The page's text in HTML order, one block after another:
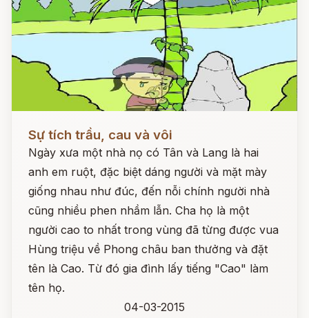
Sự tích trầu, cau và vôi
Ngày xưa một nhà nọ có Tân và Lang là hai
anh em ruột, đặc biệt dáng người và mặt mày
giống nhau như đúc, đến nỗi chính người nhà
cũng nhiều phen nhầm lẫn. Cha họ là một
người cao to nhất trong vùng đã từng được vua
Hùng triệu về Phong châu ban thưởng và đặt
tên là Cao. Từ đó gia đình lấy tiếng "Cao" làm
tên họ.
04-03-2015